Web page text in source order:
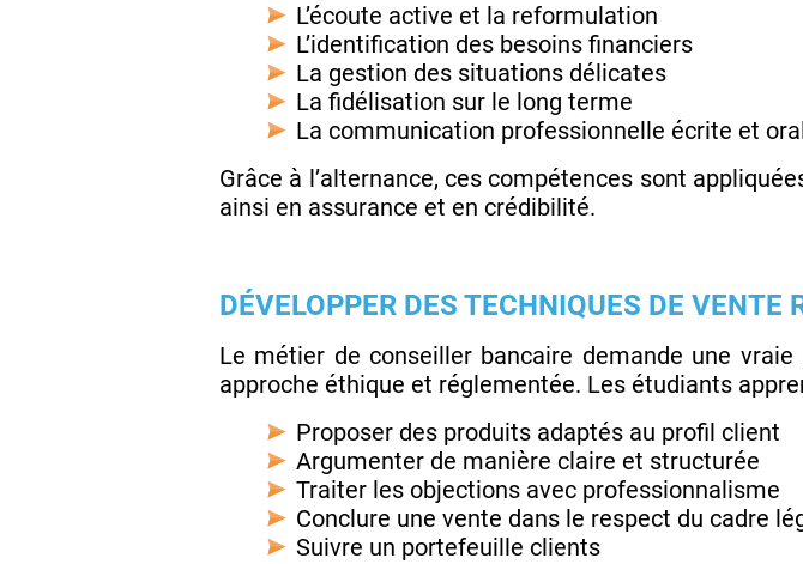
L’écoute active et la reformulation
L’identification des besoins financiers
La gestion des situations délicates
La fidélisation sur le long terme
La communication professionnelle écrite et
Grâce à l’alternance, ces compétences sont
ainsi en assurance et en crédibilité.
DÉVELOPPER DES TECHNIQUES DE VENTE
Le métier de conseiller bancaire demande une
approche éthique et réglementée. Les étudiants
Proposer des produits adaptés au profil client
Argumenter de manière claire et structurée
Traiter les objections avec professionnalisme
Conclure une vente dans le respect du cadre
Suivre un portefeuille clients